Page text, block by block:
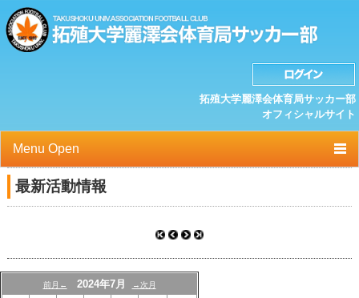
拓殖大学麗澤会体育局サッカー部
オフィシャルサイト
Menu Open
TOP
選手/スタッフ一覧
最新活動情報
前月← 2024年7月 →次月